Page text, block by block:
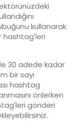
kullanarak
hashtag'leri
30 adede kadar
bir sayı
hashtag
önlerken
gönderi